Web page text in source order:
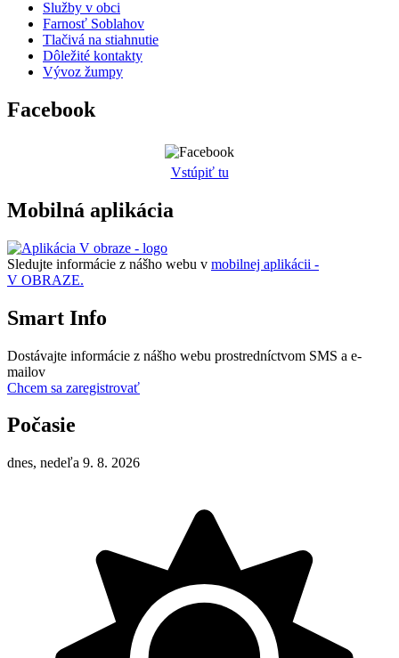
Služby v obci
Farnosť Soblahov
Tlačivá na stiahnutie
Dôležité kontakty
Vývoz žumpy
Facebook
Vstúpiť tu
Mobilná aplikácia
Sledujte informácie z nášho webu v mobilnej aplikácii -
V OBRAZE.
Smart Info
Dostávajte informácie z nášho webu prostredníctvom SMS a e-
mailov
Chcem sa zaregistrovať
Počasie
dnes, nedeľa 9. 8. 2026